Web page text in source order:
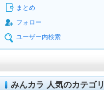
まとめ
フォロー
ユーザー内検索
みんカラ 人気のカテゴリ